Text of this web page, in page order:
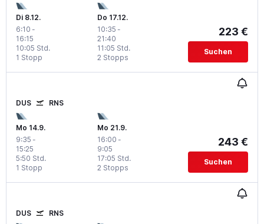
Di 8.12.
6:10 -
16:15
1 Stopp
10:05 Std.
Do 17.12.
10:35 -
21:40
2 Stopps
11:05 Std.
223 €
Suchen
DUS RNS
Mo 14.9.
9:35 -
15:25
1 Stopp
5:50 Std.
Mo 21.9.
16:00 -
9:05
2 Stopps
17:05 Std.
243 €
Suchen
DUS RNS